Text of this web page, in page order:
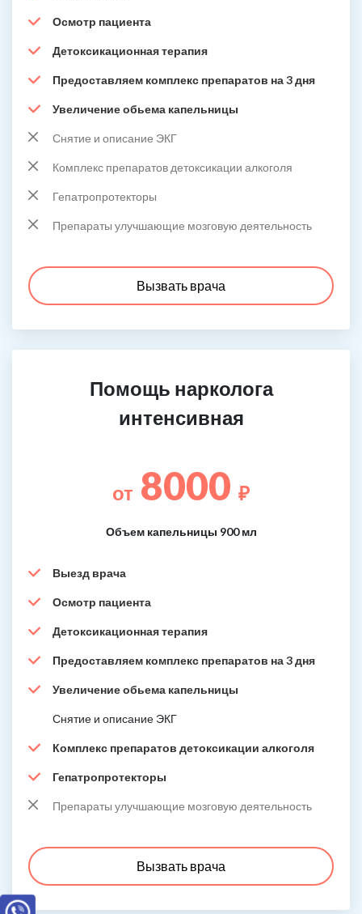
Осмотр пациента
Детоксикационная терапия
Предоставляем комплекс препаратов на 3 дня
Увеличение обьема капельницы
Снятие и описание ЭКГ
Комплекс препаратов детоксикации алкоголя
Гепатропротекторы
Препараты улучшающие мозговую деятельность
Вызвать врача
Помощь нарколога
интенсивная
от 8000 ₽
Объем капельницы 900 мл
Выезд врача
Осмотр пациента
Детоксикационная терапия
Предоставляем комплекс препаратов на 3 дня
Увеличение обьема капельницы
Снятие и описание ЭКГ
Комплекс препаратов детоксикации алкоголя
Гепатропротекторы
Препараты улучшающие мозговую деятельность
Вызвать врача